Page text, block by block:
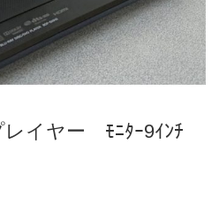
イヤー ﾓﾆﾀｰ9ｲﾝﾁ